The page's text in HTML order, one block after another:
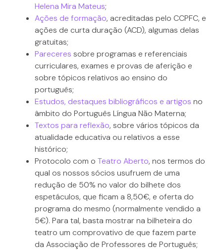
Helena Mira Mateus;
Ações de formação, acreditadas pelo CCPFC, e
ações de curta duração (ACD), algumas delas
gratuitas;
Pareceres sobre programas e referenciais
curriculares, exames e provas de aferição e
sobre tópicos relativos ao ensino do
português;
Estudos, destaques bibliográficos e artigos no
âmbito do Português Língua Não Materna;
Textos para reflexão, sobre vários tópicos da
atualidade educativa ou relativos a esse
histórico;
Protocolo com o Teatro Aberto, nos termos do
qual os nossos sócios usufruem de uma
redução de 50% no valor do bilhete dos
espetáculos, que ficam a 8,50€, e oferta do
programa do mesmo (normalmente vendido a
5€). Para tal, basta mostrar na bilheteira do
teatro um comprovativo de que fazem parte
da Associação de Professores de Português;